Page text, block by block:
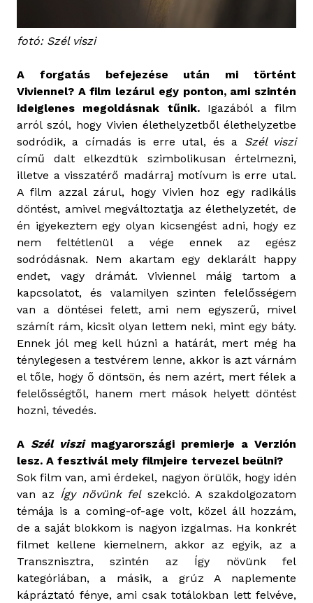
fotó: Szél viszi
A forgatás befejezése után mi történt
Viviennel? A film lezárul egy ponton, ami szintén
ideiglenes megoldásnak tűnik. Igazából a film
arról szól, hogy Vivien élethelyzetből élethelyzetbe
sodródik, a címadás is erre utal, és a Szél viszi
című dalt elkezdtük szimbolikusan értelmezni,
illetve a visszatérő madárraj motívum is erre utal.
A film azzal zárul, hogy Vivien hoz egy radikális
döntést, amivel megváltoztatja az élethelyzetét, de
én igyekeztem egy olyan kicsengést adni, hogy ez
nem feltétlenül a vége ennek az egész
sodródásnak. Nem akartam egy deklarált happy
endet, vagy drámát. Viviennel máig tartom a
kapcsolatot, és valamilyen szinten felelősségem
van a döntései felett, ami nem egyszerű, mivel
számít rám, kicsit olyan lettem neki, mint egy báty.
Ennek jól meg kell húzni a határát, mert még ha
ténylegesen a testvérem lenne, akkor is azt várnám
el tőle, hogy ő döntsön, és nem azért, mert félek a
felelősségtől, hanem mert mások helyett döntést
hozni, tévedés.
A Szél viszimagyarországi premierje a Verzión
lesz. A fesztivál mely filmjeire tervezel beülni?
Sok film van, ami érdekel, nagyon örülök, hogy idén
van az Így növünk felszekció. A szakdolgozatom
témája is a coming-of-age volt, közel áll hozzám,
de a saját blokkom is nagyon izgalmas. Ha konkrét
filmet kellene kiemelnem, akkor az egyik, az a
Transznisztra, szintén az Így növünk fel
kategóriában, a másik, a grúz A naplemente
kápráztató fénye, ami csak totálokban lett felvéve,